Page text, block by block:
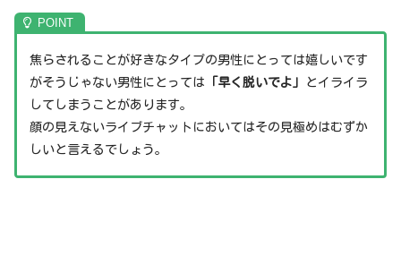
焦らされることが好きなタイプの男性にとっては嬉しいです
がそうじゃない男性にとっては 「早く脱いでよ」
とイライラ
してしまうことがあります。
顔の見えないライブチャットにおいてはその見極めはむずか
しいと言えるでしょう。